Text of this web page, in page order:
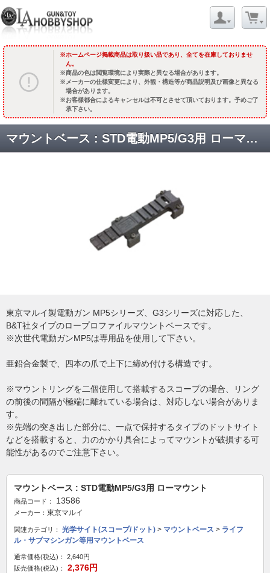
ホームページ掲載商品は取り扱い品であり、全てを在庫しておりませ
ん。
商品の色は閲覧環境により実際と異なる場合があります。
メーカーの仕様変更により、外観・構造等が商品説明及び画像と異なる
場合があります。
お客様都合によるキャンセルは不可とさせて頂いております。予めご了
承下さい。
マウントベース : STD電動MP5/G3用 ローマウント
東京マルイ製電動ガン MP5シリーズ、G3シリーズに対応した、
B&T社タイプのロープロファイルマウントベースです。
※次世代電動ガンMP5は専用品を使用して下さい。
亜鉛合金製で、四本の爪で上下に締め付ける構造です。
※マウントリングを二個使用して搭載するスコープの場合、リング
の前後の間隔が極端に離れている場合は、対応しない場合がありま
す。
※先端の突き出した部分に、一点で保持するタイプのドットサイト
などを搭載すると、力のかかり具合によってマウントが破損する可
能性があるのでご注意下さい。
マウントベース : STD電動MP5/G3用 ローマウント
商品コード： 13586
メーカー： 東京マルイ
関連カテゴリ： 光学サイト(スコープ/ドット) > マウントベース > ライフ
ル・サブマシンガン等用マウントベース
通常価格(税込)：
2,640円
販売価格(税込)：
2,376円